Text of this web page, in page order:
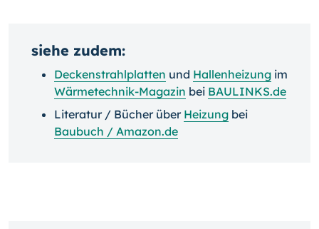
siehe zudem:
Deckenstrahlplatten und Hallenheizung im
Wärmetechnik-Magazin bei BAULINKS.de
Literatur / Bücher über Heizung bei
Baubuch / Amazon.de